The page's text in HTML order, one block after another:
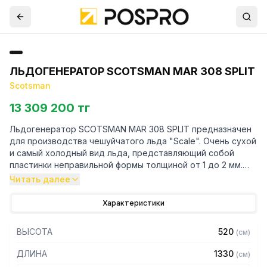
ЛЬДОГЕНЕРАТОР SCOTSMAN MAR 308 SPLIT
Scotsman
13 309 200 тг
Льдогенератор SCOTSMAN MAR 308 SPLIT предназначен
для производства чешуйчатого льда "Scale". Очень сухой
и самый холодный вид льда, представляющий собой
пластинки неправильной формы толщиной от 1 до 2 мм.
Чешуйчатый лед применяется в пищевом производстве, а
— Льдогенератор в исполнении сплит-система. Бункер
для хранения не входит в комплект поставки,
Читать далее
Характеристики
ВЫСОТА 520 (см)
ДЛИНА 1330 (см)